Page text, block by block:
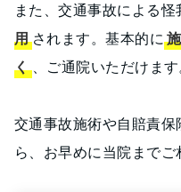
また、交通事故による怪
用されます。基本的に
く、ご通院いただけます
交通事故施術や自賠責
ら、お早めに当院までご